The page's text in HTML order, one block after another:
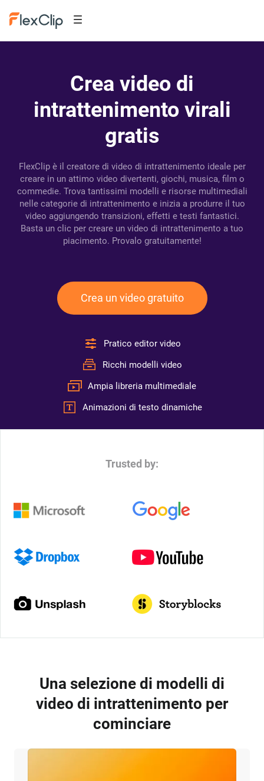
Crea video di
intrattenimento virali
gratis
FlexClip è il creatore di video di intrattenimento ideale per
creare in un attimo video divertenti, giochi, musica, film o
commedie. Trova tantissimi modelli e risorse multimediali
nelle categorie di intrattenimento e inizia a produrre il tuo
video aggiungendo transizioni, effetti e testi fantastici.
Basta un clic per creare un video di intrattenimento a tuo
piacimento. Provalo gratuitamente!
Crea un video gratuito
Pratico editor video
Ricchi modelli video
Ampia libreria multimediale
Animazioni di testo dinamiche
Trusted by:
Una selezione di modelli di
video di intrattenimento per
cominciare